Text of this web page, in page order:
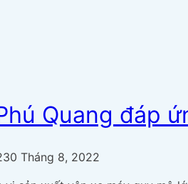
Quang đáp
30 Tháng 8, 2022